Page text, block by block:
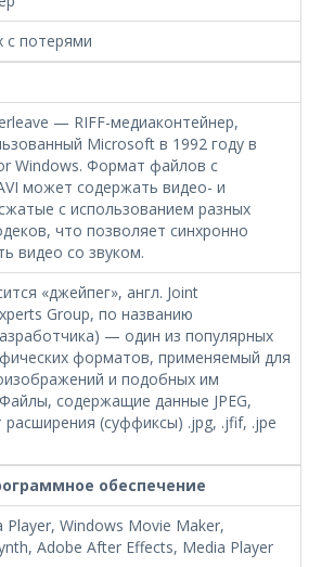
с потерями
— RIFF-медиаконтейнер,
Microsoft в 1992 году в
Windows. Формат файлов с
может содержать видео- и
с использованием разных
что позволяет синхронно
видео со звуком.
«джейпег», англ. Joint
Group, по названию
— один из популярных
форматов, применяемый для
и подобных им
содержащие данные JPEG,
(суффиксы) .jpg, .jfif, .jpe
обеспечение
Player, Windows Movie Maker,
Adobe After Effects, Media Player